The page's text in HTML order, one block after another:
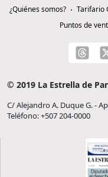
¿Quiénes somos? Tarifario
Puntos de
© 2019 La Estrella de
C/ Alejandro A. Duque G. -
Teléfono: +507 204-0000